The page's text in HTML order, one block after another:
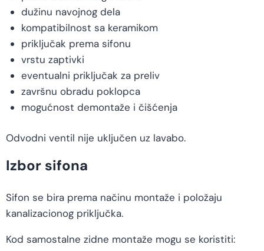
dužinu navojnog dela
kompatibilnost sa keramikom
priključak prema sifonu
vrstu zaptivki
eventualni priključak za preliv
završnu obradu poklopca
mogućnost demontaže i čišćenja
Odvodni ventil nije uključen uz lavabo.
Izbor sifona
Sifon se bira prema načinu montaže i položaju
kanalizacionog priključka.
Kod samostalne zidne montaže mogu se koristiti: